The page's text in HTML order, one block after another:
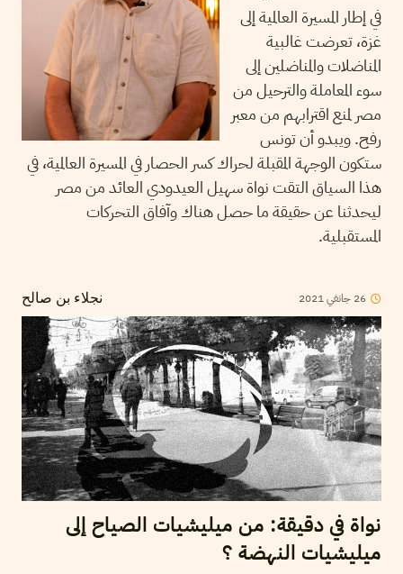
في إطار المسيرة العالمية إلى
غزة، تعرضت غالبية
المناضلات والمناضلين إلى
سوء المعاملة والترحيل من
مصر لمنع اقترابهم من معبر
رفح. ويبدو أن تونس
ستكون الوجهة المقبلة لحراك كسر الحصار في المسيرة العالمية، في
هذا السياق التقت نواة سهيل العيدودي العائد من مصر
ليحدثنا عن حقيقة ما حصل هناك وآفاق التحركات
المستقبلية.
نجلاء بن صالح 26 جانفي2021
نواة في دقيقة: من ميليشيات الصياح إلى
ميليشيات النهضة ؟